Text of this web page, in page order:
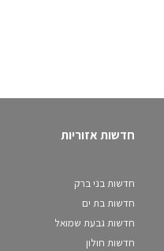
חדשות אזוריות
חדשות בני ברק
חדשות בת ים
חדשות גבעת שמואל
חדשות חולון